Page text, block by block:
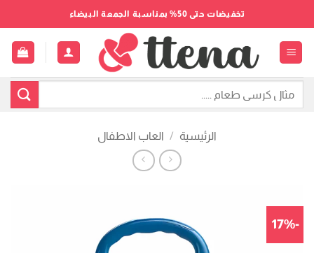
للمحتوى
تخفيضات حتى 50% بمناسبة الجمعة البيضاء
الرئيسية / العاب الاطفال
-17%